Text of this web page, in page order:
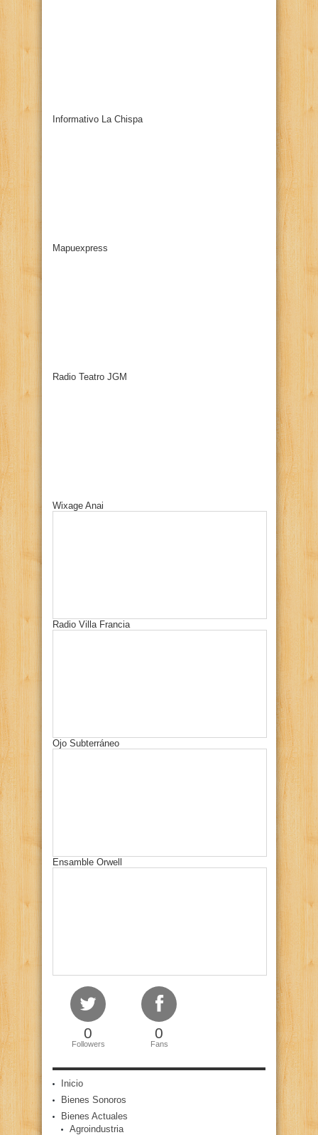
Informativo La Chispa
Mapuexpress
Radio Teatro JGM
Wixage Anai
Radio Villa Francia
Ojo Subterráneo
Ensamble Orwell
0
Followers
0
Fans
Inicio
Bienes Sonoros
Bienes Actuales
Agroindustria